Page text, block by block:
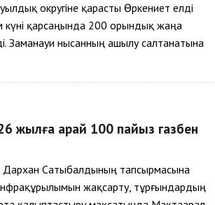
округіне қарасты Өркениет елді
күні қарсаңында 200 орындық жаңа
Заманауи нысанның ашылу салтанатына
жылға қарай 100 пайыз газбен
Дархан Сатыбалдының тапсырмасына
жақсарту, тұрғындардың